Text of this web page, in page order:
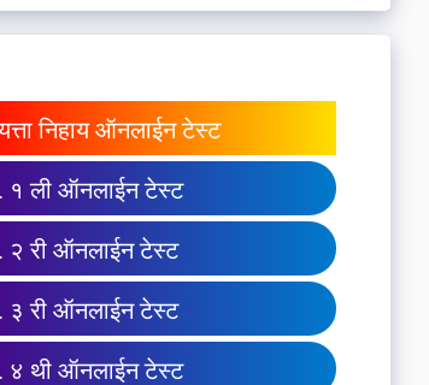
निहाय ऑनलाईन टेस्ट
१ ली ऑनलाईन टेस्ट
२ री ऑनलाईन टेस्ट
३ री ऑनलाईन टेस्ट
४ थी ऑनलाईन टेस्ट